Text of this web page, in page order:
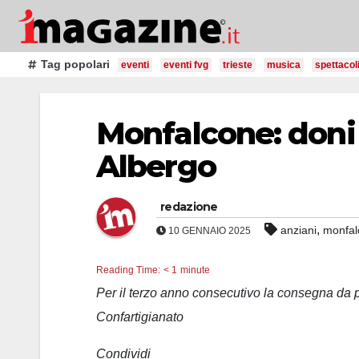
Salta
contenutoTag popolari eventi eventi fvg trieste musica spettacoli
Monfalcone:
Albergo
redazione
10 GENNAIO 2025 anziani,
Reading Time: < 1 minute
Per il terzo anno consecutivo la consegna da
Confartigianato
Condividi